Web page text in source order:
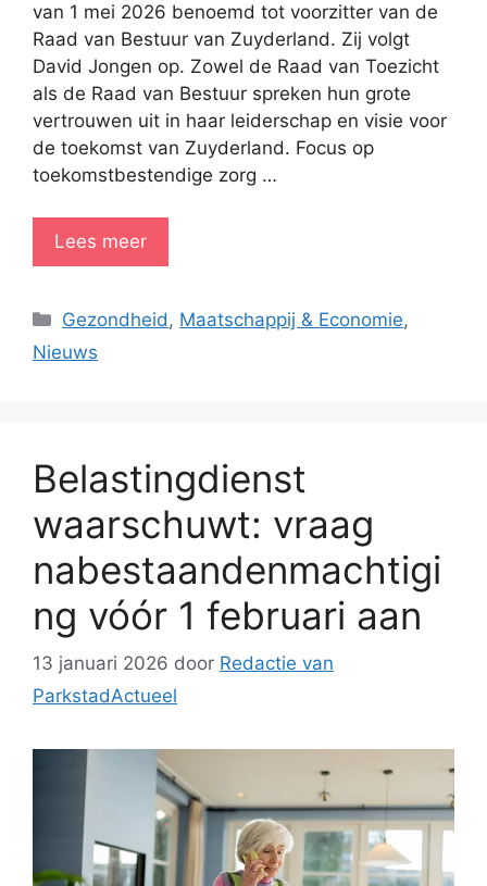
van 1 mei 2026 benoemd tot voorzitter van de
Raad van Bestuur van Zuyderland. Zij volgt
David Jongen op. Zowel de Raad van Toezicht
als de Raad van Bestuur spreken hun grote
vertrouwen uit in haar leiderschap en visie voor
de toekomst van Zuyderland. Focus op
toekomstbestendige zorg …
Lees meer
Categorieën
Gezondheid , Maatschappij & Economie,
Nieuws
Belastingdienst
waarschuwt: vraag
nabestaandenmachtigi
ng vóór 1 februari aan
13 januari 2026 door Redactie van
ParkstadActueel